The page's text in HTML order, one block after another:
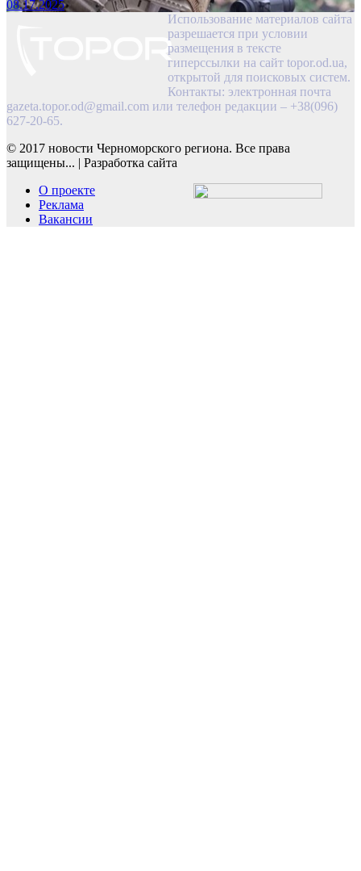
08.17.2025
Использование материалов сайта
разрешается при условии
размещения в тексте
гиперссылки на сайт topor.od.ua,
открытой для поисковых систем.
Контакты: электронная почта
gazeta.topor.od@gmail.com или телефон редакции – +38(096)
627-20-65.
© 2017 новости Черноморского региона. Все права
защищены... | Разработка сайта
О проекте
Реклама
Вакансии